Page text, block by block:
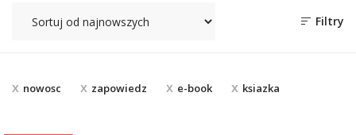
Filtry
nowosc zapowiedz e-book ksiazka